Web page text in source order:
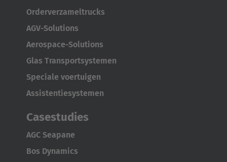
Orderverzameltrucks
AGV-Solutions
Aerospace-Solutions
Glas Transportsystemen
Speciale voertuigen
Assistentiesystemen
Casestudies
AGC Seapane
Bos Dynamics